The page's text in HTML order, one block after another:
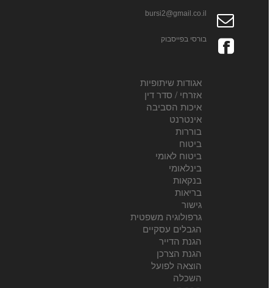
bursi2@gmail.co.il
בורסי בפייסבוק
אגודות שיתופיות
אזרחי / סדר דין
איכות הסביבה
אינטרנט
בוררות
ביטוח
ביטוח לאומי
בינלאומי
בנקאות
בריאות
גישור
גרפולוגיה משפטית
הגבלים עסקיים
הגנת הדייר
הגנת הצרכן
הוצאה לפועל
השכלה